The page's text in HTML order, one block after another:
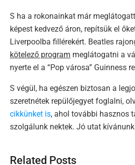
S ha a rokonainkat már
képest kedvező áron, repítsük el
Liverpoolba fillérekért. Beatles
kötelező program meglátogatni a
nyerte el a “Pop városa” Guinness
S végül, ha egészen biztosan a
szeretnétek repülőjegyet foglalni,
cikkünket is, ahol további hasznos
szolgálunk nektek. Jó utat
Related Posts